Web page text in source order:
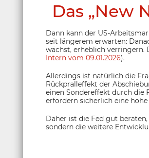
Das „New
Dann kann der US-
seit längerem erwarten:
wächst, erheblich verringern.
Intern vom 09.01.2026).
Allerdings ist natürlich die
Rückpralleffekt der
einen Sondereffekt durch die
erfordern sicherlich eine
Daher ist die Fed gut
sondern die weitere